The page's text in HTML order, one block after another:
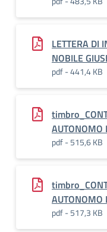
LETTERA DI
NOBILE
pdf - 441,4 KB
pdf - 515,6 KB
pdf - 517,3 KB